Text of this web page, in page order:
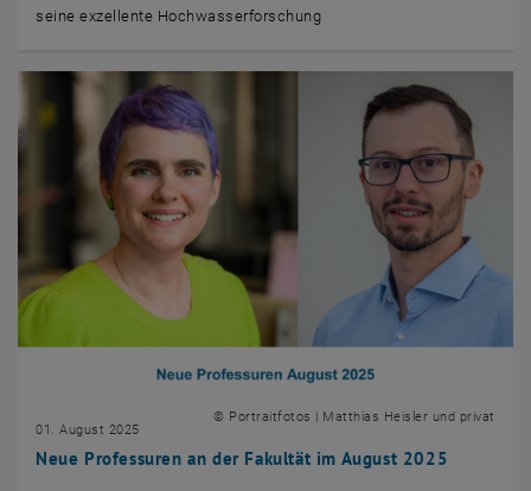
seine exzellente Hochwasserforschung
Neue Professuren an der Fakultät im August 2025
01. August 2025
© Portraitfotos | Matthias Heisler und privat